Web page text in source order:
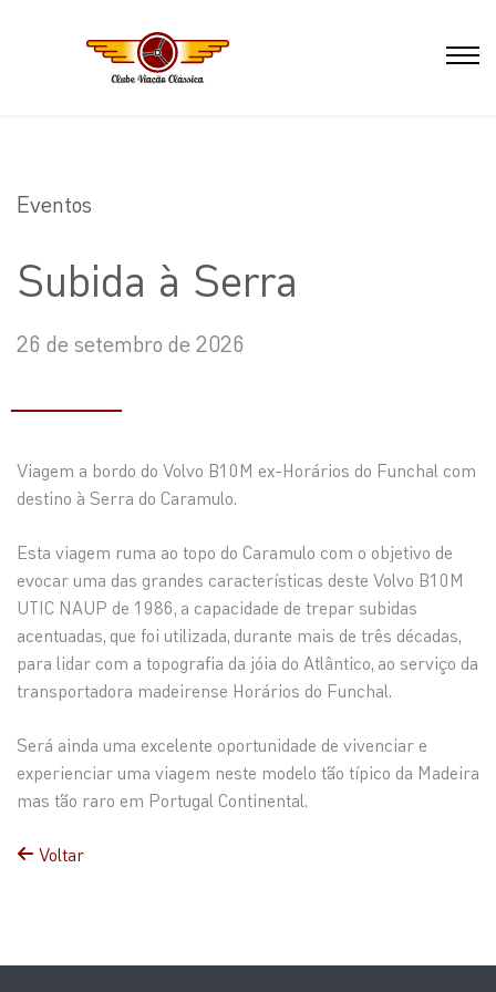
Eventos
Subida à Serra
26 de setembro de 2026
Viagem a bordo do Volvo B10M ex-Horários do Funchal com
destino à Serra do Caramulo.
Esta viagem ruma ao topo do Caramulo com o objetivo de
evocar uma das grandes características deste Volvo B10M
UTIC NAUP de 1986, a capacidade de trepar subidas
acentuadas, que foi utilizada, durante mais de três décadas,
para lidar com a topografia da jóia do Atlântico, ao serviço da
transportadora madeirense Horários do Funchal.
Será ainda uma excelente oportunidade de vivenciar e
experienciar uma viagem neste modelo tão típico da Madeira
mas tão raro em Portugal Continental.
Voltar